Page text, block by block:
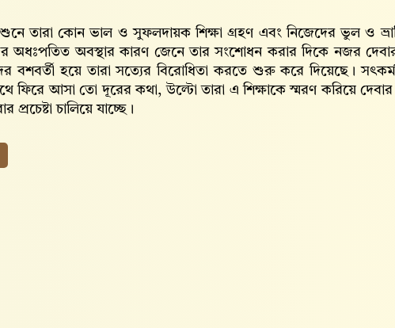
তারা কোন ভাল ও সুফলদায়ক শিক্ষা গ্রহণ এবং নিজেদের ভুল ও
অধঃপতিত অবস্থার কারণ জেনে তার সংশোধন করার দিকে নজর
বশবর্তী হয়ে তারা সত্যের বিরোধিতা করতে শুরু করে দিয়েছে।
ফিরে আসা তো দূরের কথা, উল্টো তারা এ শিক্ষাকে স্মরণ করিয়ে
প্রচেষ্টা চালিয়ে যাচ্ছে।